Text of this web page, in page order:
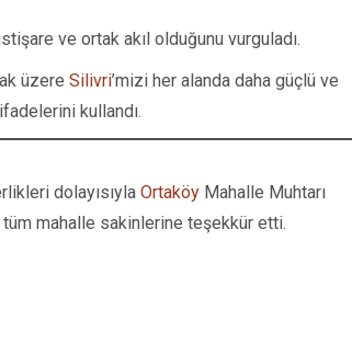
ve ortak akıl olduğunu vurguladı.
üzere Silivri’mizi her alanda daha güçlü ve
kullandı.
dolayısıyla Ortaköy Mahalle Muhtarı
tüm mahalle sakinlerine teşekkür etti.